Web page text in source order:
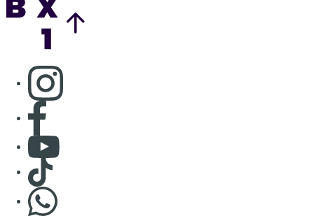
Consulter page Instagram
Consulter page Facebook
Consulter Youtube
Consulter TikTok